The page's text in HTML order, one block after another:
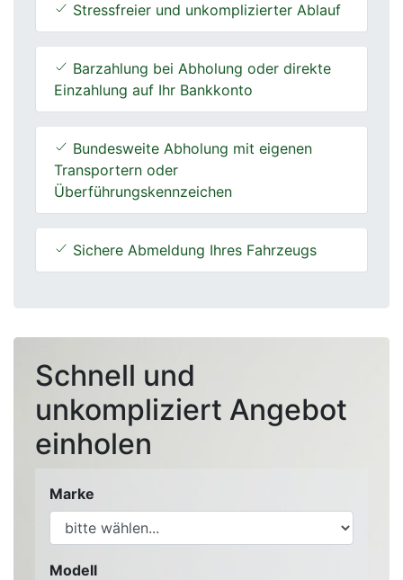
Stressfreier und unkomplizierter Ablauf
Barzahlung bei Abholung oder direkte
Einzahlung auf Ihr Bankkonto
Bundesweite Abholung mit eigenen
Transportern oder
Überführungskennzeichen
Sichere Abmeldung Ihres Fahrzeugs
Schnell und
unkompliziert Angebot
einholen
Marke
Modell